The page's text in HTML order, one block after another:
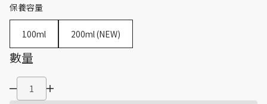
保養容量
100ml 200ml (NEW)
數量